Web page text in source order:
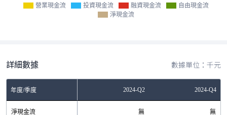
營業現金流 投資現金流 融資現金流
自由現金流
淨現金流
詳細數據 數據單位：千元
年度/季度 2024-Q2 2024-Q4
淨現金流 無 無